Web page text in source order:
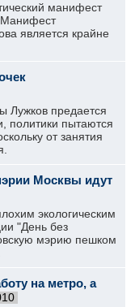
манифест
является крайне
Лужков предается
политики пытаются
от занятия
Москвы идут
экологическим
"День без
мэрию пешком
на метро, а